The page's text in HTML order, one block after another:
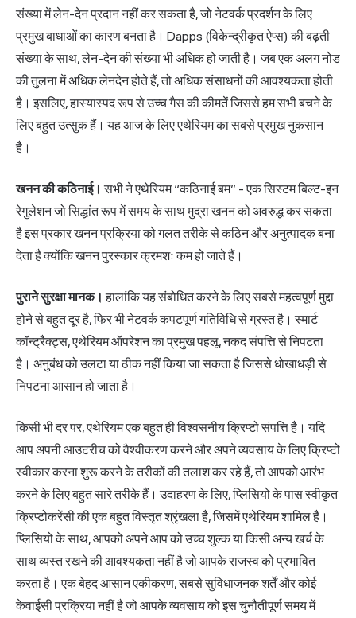
संख्या में लेन-देन प्रदान नहीं कर सकता है, जो नेटवर्क प्रदर्शन के लिए
प्रमुख बाधाओं का कारण बनता है। Dapps (विकेन्द्रीकृत ऐप्स) की बढ़ती
संख्या के साथ, लेन-देन की संख्या भी अधिक हो जाती है। जब एक अलग नोड
की तुलना में अधिक लेनदेन होते हैं, तो अधिक संसाधनों की आवश्यकता होती
है। इसलिए, हास्यास्पद रूप से उच्च गैस की कीमतें जिससे हम सभी बचने के
लिए बहुत उत्सुक हैं। यह आज के लिए एथेरियम का सबसे प्रमुख नुकसान
है।
खनन की कठिनाई। सभी ने एथेरियम “कठिनाई बम” - एक सिस्टम बिल्ट-इन
रेगुलेशन जो सिद्धांत रूप में समय के साथ मुद्रा खनन को अवरुद्ध कर सकता
है इस प्रकार खनन प्रक्रिया को गलत तरीके से कठिन और अनुत्पादक बना
देता है क्योंकि खनन पुरस्कार क्रमशः कम हो जाते हैं।
पुराने सुरक्षा मानक। हालांकि यह संबोधित करने के लिए सबसे महत्वपूर्ण मुद्दा
होने से बहुत दूर है, फिर भी नेटवर्क कपटपूर्ण गतिविधि से ग्रस्त है। स्मार्ट
कॉन्ट्रैक्ट्स, एथेरियम ऑपरेशन का प्रमुख पहलू, नकद संपत्ति से निपटता
है। अनुबंध को उलटा या ठीक नहीं किया जा सकता है जिससे धोखाधड़ी से
निपटना आसान हो जाता है।
किसी भी दर पर, एथेरियम एक बहुत ही विश्वसनीय क्रिप्टो संपत्ति है। यदि
आप अपनी आउटरीच को वैश्वीकरण करने और अपने व्यवसाय के लिए क्रिप्टो
स्वीकार करना शुरू करने के तरीकों की तलाश कर रहे हैं, तो आपको आरंभ
करने के लिए बहुत सारे तरीके हैं। उदाहरण के लिए, प्लिसियो के पास स्वीकृत
क्रिप्टोकरेंसी की एक बहुत विस्तृत श्रृंखला है, जिसमें एथेरियम शामिल है।
प्लिसियो के साथ, आपको अपने आप को उच्च शुल्क या किसी अन्य खर्च के
साथ व्यस्त रखने की आवश्यकता नहीं है जो आपके राजस्व को प्रभावित
करता है। एक बेहद आसान एकीकरण, सबसे सुविधाजनक शर्तें और कोई
केवाईसी प्रक्रिया नहीं है जो आपके व्यवसाय को इस चुनौतीपूर्ण समय में